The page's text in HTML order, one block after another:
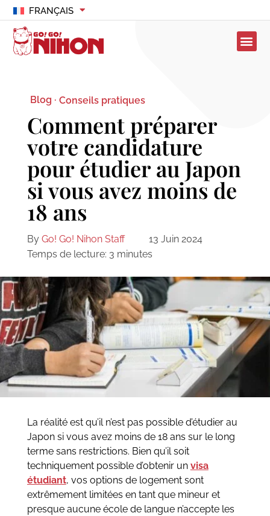
FRANÇAIS
Blog · Conseils pratiques
Comment préparer
votre candidature
pour étudier au Japon
si vous avez moins de
18 ans
By Go! Go! Nihon Staff
13 Juin 2024
Temps de lecture: 3 minutes
La réalité est qu’il n’est pas possible d’étudier au
Japon si vous avez moins de 18 ans sur le long
terme sans restrictions. Bien qu’il soit
techniquement possible d’obtenir un visa
étudiant, vos options de logement sont
extrêmement limitées en tant que mineur et
presque aucune école de langue n’accepte les